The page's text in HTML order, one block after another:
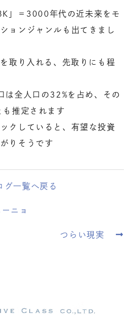
」＝3000年代の近未来をモ
ョンジャンルも出てきまし
取り入れる、先取りにも程
は全人口の32%を占め、その
推定されます
クしていると、有望な投資
りそうです
グ一覧へ戻る
ニョ
つらい現実